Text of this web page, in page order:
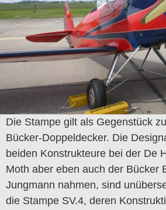
Die Stampe gilt als Gegenstück
Bücker-Doppeldecker. Die
beiden Konstrukteure bei der De
Moth aber eben auch der Bücker
Jungmann nahmen, sind
die Stampe SV.4, deren